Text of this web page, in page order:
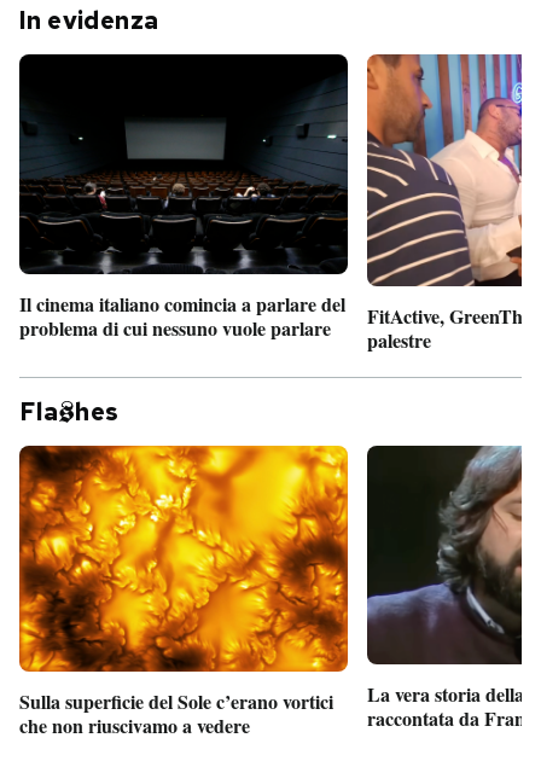
In evidenza
Il cinema italiano comincia a parlare del
problema di cui nessuno vuole parlare
FitActive,
palestre
Fla hes
Sulla superficie del Sole c’erano vortici
che non riuscivamo a vedere
La vera storia della
raccontata da